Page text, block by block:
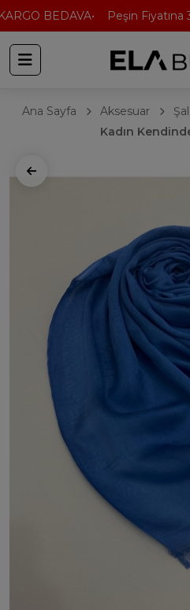
BEDAVA Peşin Fiyatına
Ana Sayfa Aksesuar
Kadın